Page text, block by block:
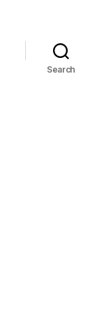
Search